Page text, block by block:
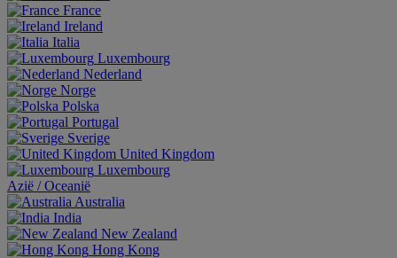
France
Ireland
Italia
Luxembourg
Nederland
Norge
Polska
Portugal
Sverige
United Kingdom
Luxembourg
Aziё / Oceaniё
Australia
India
New Zealand
Hong Kong